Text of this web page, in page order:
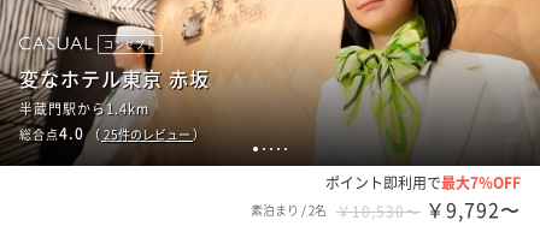
1 2 3 4 5
コンセプト
変なホテル東京 赤坂
半蔵門駅から1.4km
総合点4.0（ 25件のレビュー）
ポイント即利用で最大7％OFF
素泊まり /2名 ￥10,530〜 ￥9,792〜